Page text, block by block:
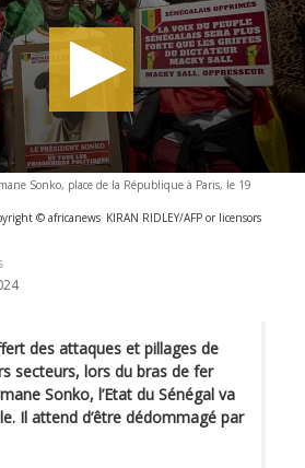
Sonko, place de la République à Paris, le 19
© africanews KIRAN RIDLEY/AFP or licensors
des attaques et pillages de
secteurs, lors du bras de fer
Sonko, l’Etat du Sénégal va
Il attend d’être dédommagé par